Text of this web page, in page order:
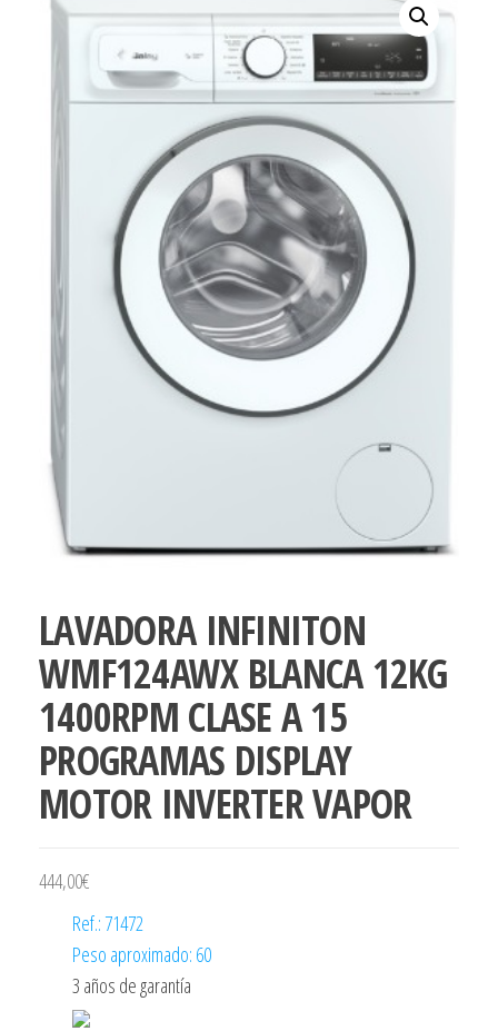
LAVADORA INFINITON
WMF124AWX BLANCA 12KG
1400RPM CLASE A 15
PROGRAMAS DISPLAY
MOTOR INVERTER VAPOR
444,00€
Ref.: 71472
Peso aproximado: 60
3 años de garantía